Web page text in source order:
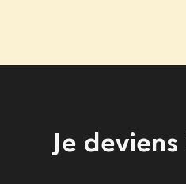
Je deviens